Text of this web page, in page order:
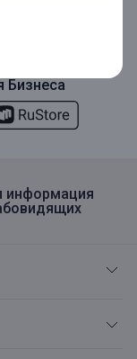
информация
Бизнеса